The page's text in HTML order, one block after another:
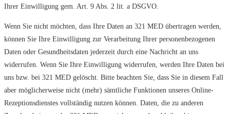
Ihrer Einwilligung gem. Art. 9 Abs. 2 lit. a DSGVO.
Wenn Sie nicht möchten, dass Ihre Daten an 321 MED übertragen werden,
können Sie Ihre Einwilligung zur Verarbeitung Ihrer personenbezogenen
Daten oder Gesundheitsdaten jederzeit durch eine Nachricht an uns
widerrufen. Wenn Sie Ihre Einwilligung widerrufen, werden Ihre Daten bei
uns bzw. bei 321 MED gelöscht. Bitte beachten Sie, dass Sie in diesem Fall
aber möglicherweise nicht (mehr) sämtliche Funktionen unseres Online-
Rezeptionsdienstes vollständig nutzen können. Daten, die zu anderen